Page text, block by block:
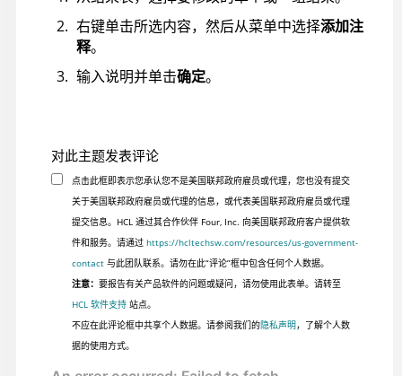
右键单击所选内容，然后从菜单中选择添加注
释。
输入说明并单击确定。
对此主题发表评论
点击此框即表示您承认您不是美国联邦政府雇员或代理，您也没有提交
关于美国联邦政府雇员或代理的信息，或代表美国联邦政府雇员或代理
提交信息。HCL 通过其合作伙伴 Four, Inc. 向美国联邦政府客户提供软
件和服务。请通过 https://hcltechsw.com/resources/us-government-
contact与此团队联系。请勿在此“评论”框中包含任何个人数据。
注意： 要报告有关产品软件的问题或疑问，请勿使用此表单。请转至
HCL 软件支持站点。
不应在此评论框中共享个人数据。请参阅我们的隐私声明，了解个人数
据的使用方式。